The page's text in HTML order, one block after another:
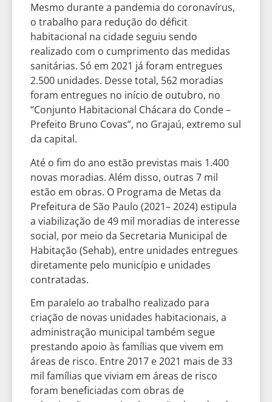
Mesmo durante a pandemia do coronavírus,
o trabalho para redução do déficit
habitacional na cidade seguiu sendo
realizado com o cumprimento das medidas
sanitárias. Só em 2021 já foram entregues
2.500 unidades. Desse total, 562 moradias
foram entregues no início de outubro, no
“Conjunto Habitacional Chácara do Conde –
Prefeito Bruno Covas”, no Grajaú, extremo sul
da capital.
Até o fim do ano estão previstas mais 1.400
novas moradias. Além disso, outras 7 mil
estão em obras. O Programa de Metas da
Prefeitura de São Paulo (2021– 2024) estipula
a viabilização de 49 mil moradias de interesse
social, por meio da Secretaria Municipal de
Habitação (Sehab), entre unidades entregues
diretamente pelo município e unidades
contratadas.
Em paralelo ao trabalho realizado para
criação de novas unidades habitacionais, a
administração municipal também segue
prestando apoio às famílias que vivem em
áreas de risco. Entre 2017 e 2021 mais de 33
mil famílias que viviam em áreas de risco
foram beneficiadas com obras de